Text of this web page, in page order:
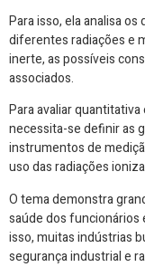
Para isso, ela analisa
diferentes radiações e
inerte, as possíveis
associados.
Para avaliar
necessita-se definir as
instrumentos de
uso das radiações
O tema demonstra
saúde dos funcionários
isso, muitas indústrias
segurança industrial e